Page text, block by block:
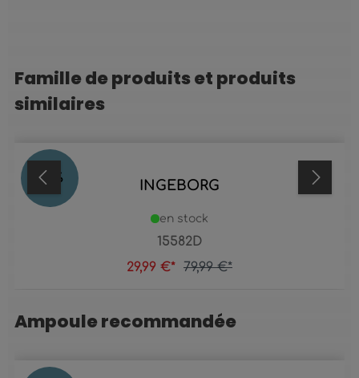
Ignorer la galerie de produits
Famille de produits et produits
similaires
63 % INGEBORG
15582D
en stock
29,99 €* 79,99 €*
Ignorer la galerie de produits
Ampoule recommandée